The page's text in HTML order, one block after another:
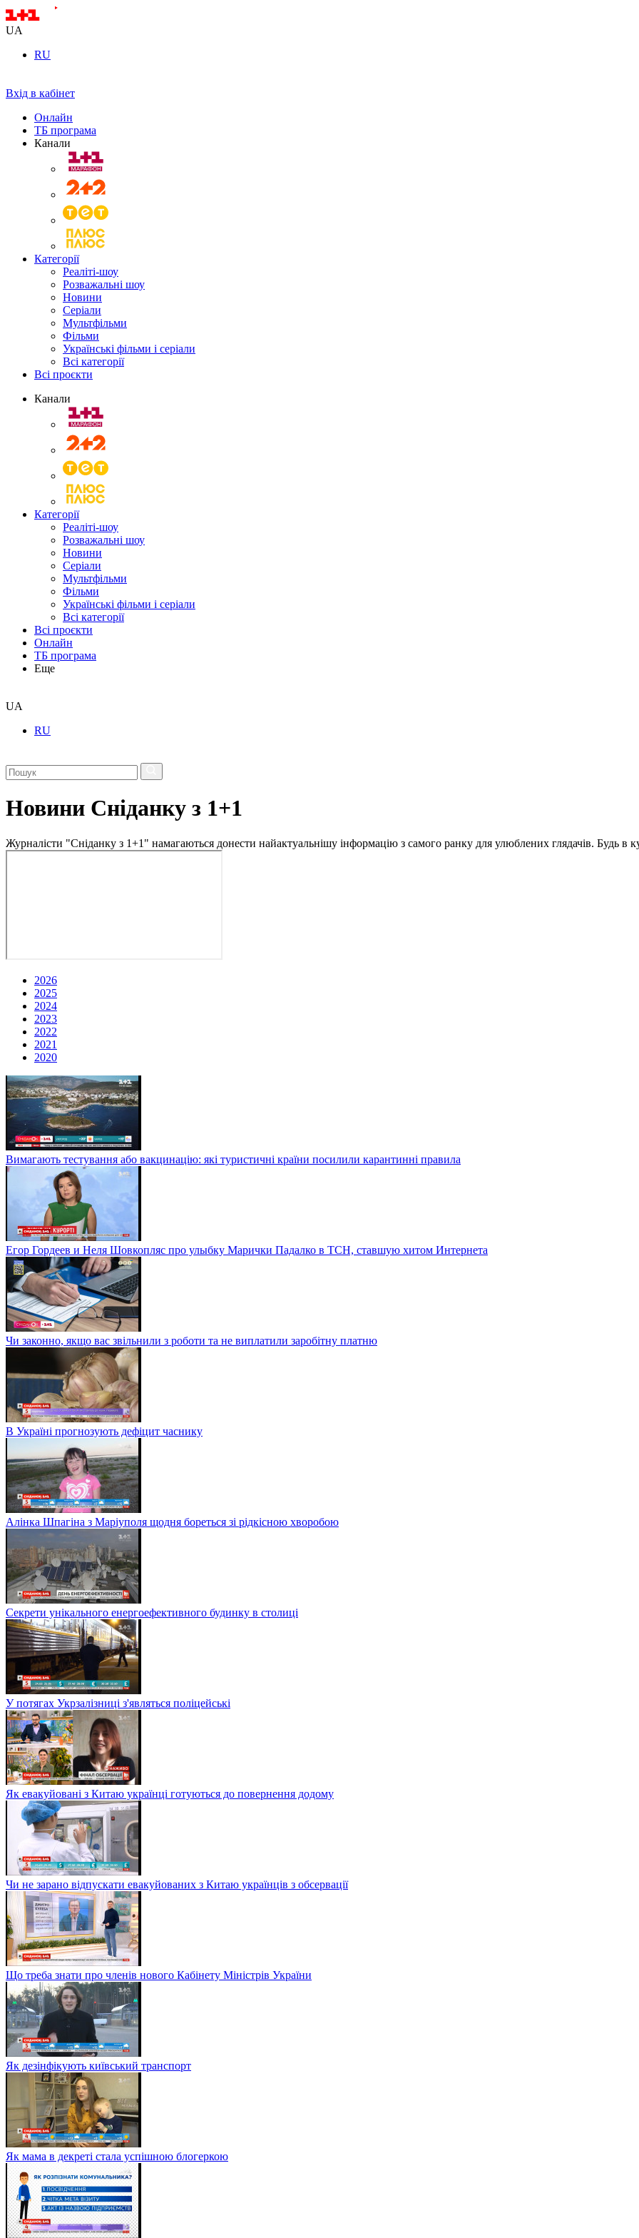
UA
RU
Вхід в кабінет
Онлайн
ТБ програма
Канали
Категорії
Реаліті-шоу
Розважальні шоу
Новини
Серіали
Мультфільми
Фільми
Українські фільми і серіали
Всі категорії
Всі проєкти
Канали
Категорії
Реаліті-шоу
Розважальні шоу
Новини
Серіали
Мультфільми
Фільми
Українські фільми і серіали
Всі категорії
Всі проєкти
Онлайн
ТБ програма
Еще
UA
RU
Новини Сніданку з 1+1
Журналісти "Сніданку з 1+1" намагаються донести найактуальнішу інформацію з самого ранку для улюблених глядачів. Будь в
2026
2025
2024
2023
2022
2021
2020
Вимагають тестування або вакцинацію: які туристичні країни посилили карантинні правила
Егор Гордеев и Неля Шовкопляс про улыбку Марички Падалко в ТСН, ставшую хитом Интернета
Чи законно, якщо вас звільнили з роботи та не виплатили заробітну платню
В Україні прогнозують дефіцит часнику
Алінка Шпагіна з Маріуполя щодня бореться зі рідкісною хворобою
Секрети унікального енергоефективного будинку в столиці
У потягах Укрзалізниці з'являться поліцейські
Як евакуйовані з Китаю українці готуються до повернення додому
Чи не зарано відпускати евакуйованих з Китаю українців з обсервації
Що треба знати про членів нового Кабінету Міністрів України
Як дезінфікують київський транспорт
Як мама в декреті стала успішною блогеркою